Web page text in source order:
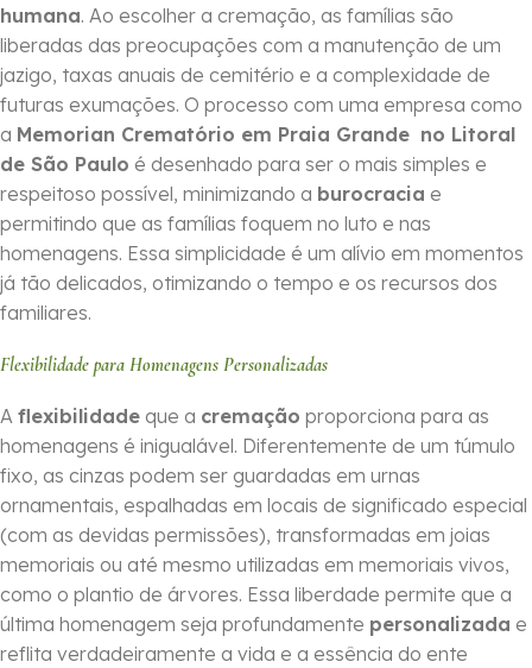
humana. Ao escolher a cremação, as famílias são
liberadas das preocupações com a manutenção de um
jazigo, taxas anuais de cemitério e a complexidade de
futuras exumações. O processo com uma empresa como
a Memorian Crematório em Praia Grande no Litoral
de São Paulo é desenhado para ser o mais simples e
respeitoso possível, minimizando a burocracia e
permitindo que as famílias foquem no luto e nas
homenagens. Essa simplicidade é um alívio em momentos
já tão delicados, otimizando o tempo e os recursos dos
familiares.
Flexibilidade para Homenagens Personalizadas
A flexibilidade que a cremação proporciona para as
homenagens é inigualável. Diferentemente de um túmulo
fixo, as cinzas podem ser guardadas em urnas
ornamentais, espalhadas em locais de significado especial
(com as devidas permissões), transformadas em joias
memoriais ou até mesmo utilizadas em memoriais vivos,
como o plantio de árvores. Essa liberdade permite que a
última homenagem seja profundamente personalizada e
reflita verdadeiramente a vida e a essência do ente